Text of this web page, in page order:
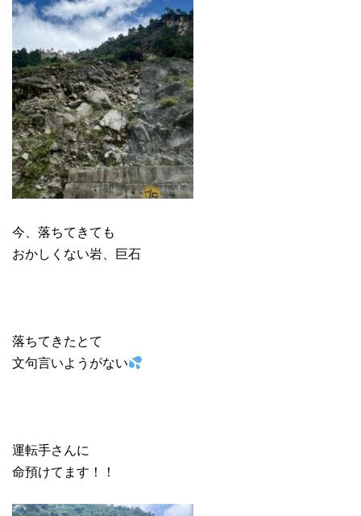
今、落ちてきても
おかしくない岩、巨石
落ちてきたとて
文句言いようがない
運転手さんに
命預けてます！！